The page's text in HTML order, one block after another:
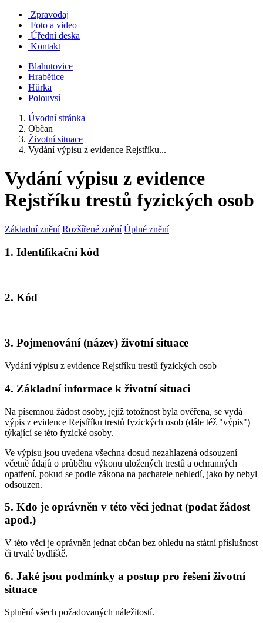
Zpravodaj
Foto a video
Úřední deska
Kontakt
Blahutovice
Hrabětice
Hůrka
Polouvsí
Úvodní stránka
Občan
Životní situace
Vydání výpisu z evidence Rejstříku...
Vydání výpisu z evidence
Rejstříku trestů fyzických osob
Základní znění Rozšířené znění Úplné znění
1. Identifikační kód
2. Kód
3. Pojmenování (název) životní situace
Vydání výpisu z evidence Rejstříku trestů fyzických osob
4. Základní informace k životní situaci
Na písemnou žádost osoby, jejíž totožnost byla ověřena, se vydá
výpis z evidence Rejstříku trestů fyzických osob (dále též "výpis")
týkající se této fyzické osoby.
Ve výpisu jsou uvedena všechna dosud nezahlazená odsouzení
včetně údajů o průběhu výkonu uložených trestů a ochranných
opatření, pokud se podle zákona na pachatele nehledí, jako by nebyl
odsouzen.
5. Kdo je oprávněn v této věci jednat (podat žádost
apod.)
V této věci je oprávněn jednat občan bez ohledu na státní příslušnost
či trvalé bydliště.
6. Jaké jsou podmínky a postup pro řešení životní
situace
Splnění všech požadovaných náležitostí.